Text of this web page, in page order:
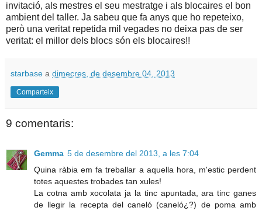
invitació, als mestres el seu mestratge i als blocaires el bon
ambient del taller. Ja sabeu que fa anys que ho repeteixo,
però una veritat repetida mil vegades no deixa pas de ser
veritat: el millor dels blocs són els blocaires!!
starbase a dimecres, de desembre 04, 2013
Comparteix
9 comentaris:
Gemma 5 de desembre del 2013, a les 7:04
Quina ràbia em fa treballar a aquella hora, m'estic perdent
totes aquestes trobades tan xules!
La cotna amb xocolata ja la tinc apuntada, ara tinc ganes
de llegir la recepta del caneló (caneló¿?) de poma amb